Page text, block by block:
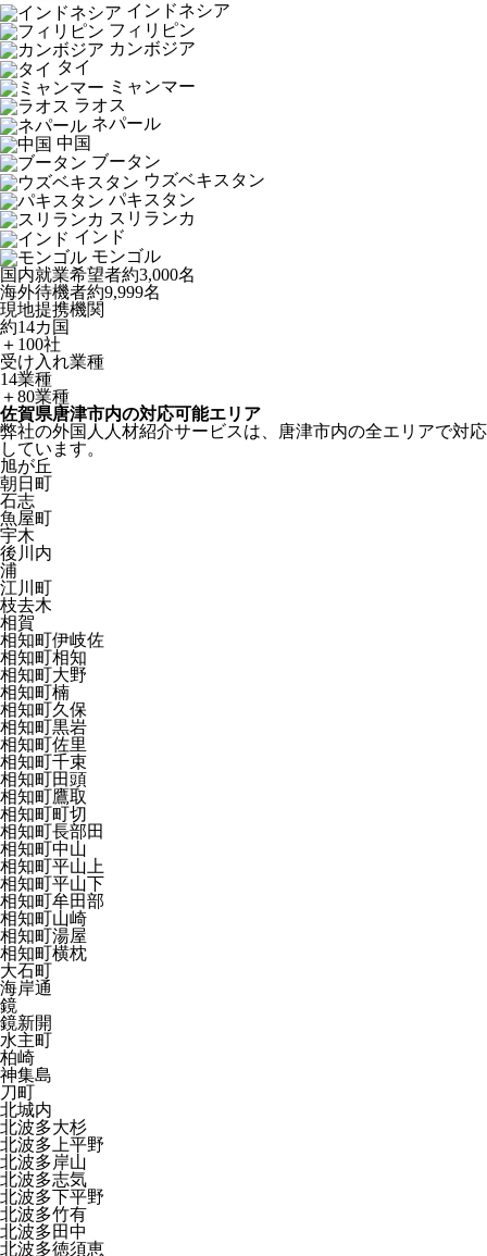
インドネシア
フィリピン
カンボジア
タイ
ミャンマー
ラオス
ネパール
中国
ブータン
ウズベキスタン
パキスタン
スリランカ
インド
モンゴル
国内就業希望者約3,000名
海外待機者約9,999名
現地提携機関
約14カ国
＋100社
受け入れ業種
14業種
＋80業種
佐賀県唐津市内の対応可能エリア
弊社の外国人人材紹介サービスは、唐津市内の全エリアで対応
しています。
旭が丘
朝日町
石志
魚屋町
宇木
後川内
浦
江川町
枝去木
相賀
相知町伊岐佐
相知町相知
相知町大野
相知町楠
相知町久保
相知町黒岩
相知町佐里
相知町千束
相知町田頭
相知町鷹取
相知町町切
相知町長部田
相知町中山
相知町平山上
相知町平山下
相知町牟田部
相知町山崎
相知町湯屋
相知町横枕
大石町
海岸通
鏡
鏡新開
水主町
柏崎
神集島
刀町
北城内
北波多大杉
北波多上平野
北波多岸山
北波多志気
北波多下平野
北波多竹有
北波多田中
北波多徳須恵